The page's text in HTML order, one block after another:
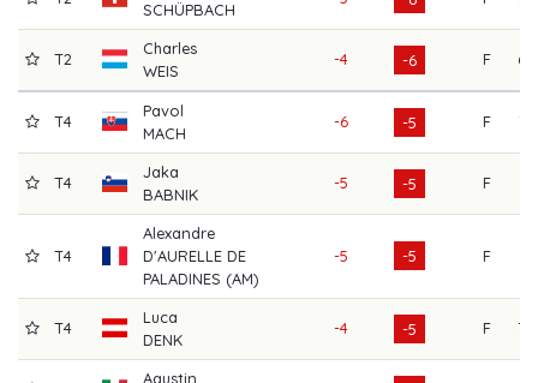
SCHÜPBACH
T2
Charles
WEIS
-4 -6 F 69
T4
Pavol
MACH
-6 -5 F 72
T4
Jaka
BABNIK
-5 -5 F
T4
Alexandre
D'AURELLE DE
PALADINES (AM)
-5 -5 F
T4
Luca
DENK
-4 -5 F 70
Agustin